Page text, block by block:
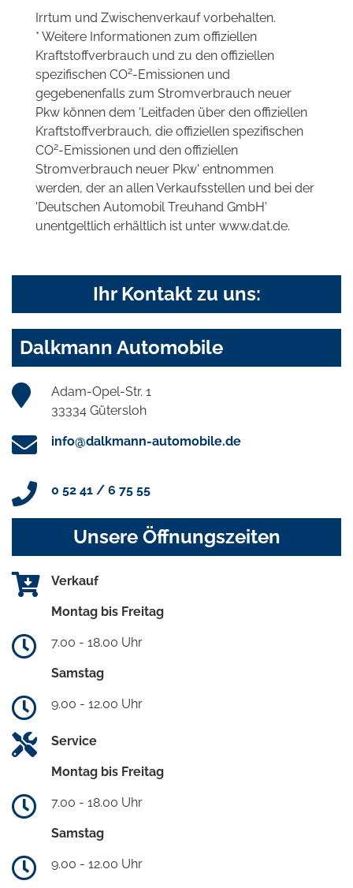
Irrtum und Zwischenverkauf vorbehalten.
* Weitere Informationen zum offiziellen
Kraftstoffverbrauch und zu den offiziellen
spezifischen CO2-Emissionen und
gegebenenfalls zum Stromverbrauch neuer
Pkw können dem 'Leitfaden über den offiziellen
Kraftstoffverbrauch, die offiziellen spezifischen
CO2-Emissionen und den offiziellen
Stromverbrauch neuer Pkw' entnommen
werden, der an allen Verkaufsstellen und bei der
'Deutschen Automobil Treuhand GmbH'
unentgeltlich erhältlich ist unter www.dat.de.
Ihr Kontakt zu uns:
Dalkmann Automobile
Adam-Opel-Str. 1
33334 Gütersloh
info@dalkmann-automobile.de
0 52 41 / 6 75 55
Unsere Öffnungszeiten
Verkauf
Montag bis Freitag
7.00 - 18.00 Uhr
Samstag
9.00 - 12.00 Uhr
Service
Montag bis Freitag
7.00 - 18.00 Uhr
Samstag
9.00 - 12.00 Uhr